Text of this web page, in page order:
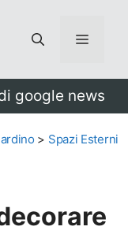
Menu
google news
> Spazi Esterni